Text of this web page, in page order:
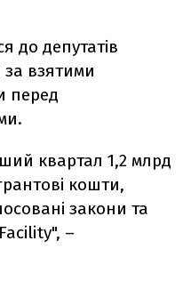
до депутатів
взятими
перед
квартал 1,2 млрд
кошти,
закони та
–